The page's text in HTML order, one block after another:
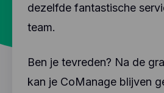
dezelfde fantastische
team.
Ben je tevreden? Na de
kan je CoManage blijven